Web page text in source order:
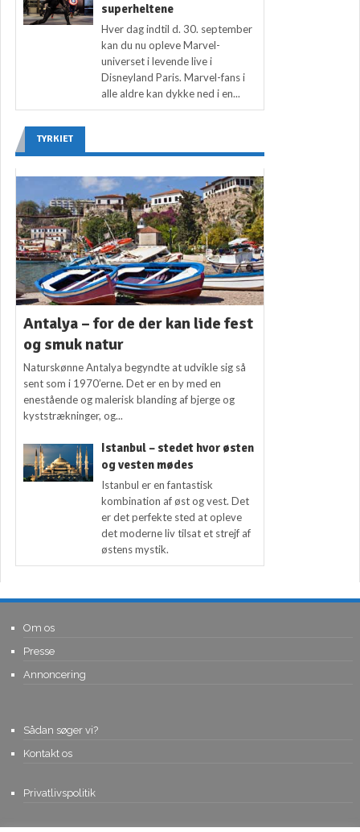
superheltene
Hver dag indtil d. 30. september
kan du nu opleve Marvel-
universet i levende live i
Disneyland Paris. Marvel-fans i
alle aldre kan dykke ned i en...
TYRKIET
Antalya – for de der kan lide fest
og smuk natur
Naturskønne Antalya begyndte at udvikle sig så
sent som i 1970’erne. Det er en by med en
enestående og malerisk blanding af bjerge og
kyststrækninger, og...
Istanbul – stedet hvor østen
og vesten mødes
Istanbul er en fantastisk
kombination af øst og vest. Det
er det perfekte sted at opleve
det moderne liv tilsat et strejf af
østens mystik.
Om os
Presse
Annoncering
Sådan søger vi?
Kontakt os
Privatlivspolitik